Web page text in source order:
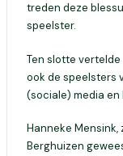
treden deze
speelster.
Ten slotte
ook de speelsters
(sociale) media
Hanneke Mensink,
Berghuizen